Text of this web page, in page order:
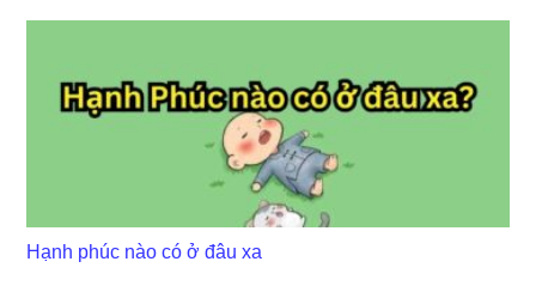
Hạnh phúc nào có ở đâu xa